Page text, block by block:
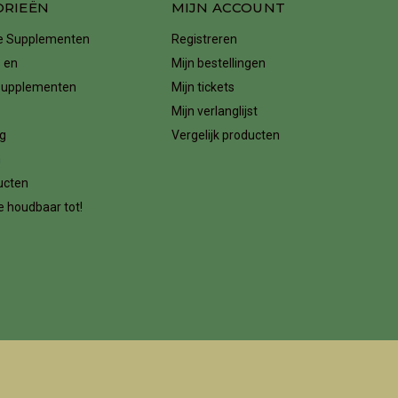
Supplementen
en
houdbaar tot!
MIJN ACCOUNT
Registreren
Mijn bestellingen
Mijn tickets
Mijn verlanglijst
Vergelijk producten